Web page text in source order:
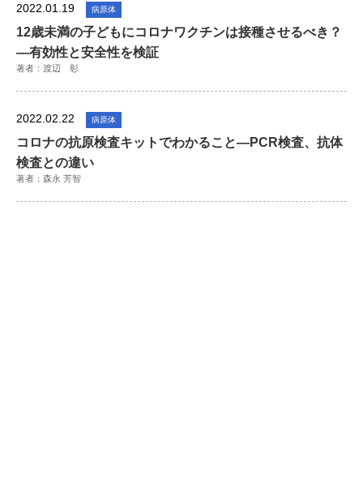
2022.01.19 病原体
12歳未満の子どもにコロナワクチンは接種させるべき？
―有効性と安全性を検証
著者：渡辺 彰
2022.02.22 病原体
コロナの抗原検査キットでわかること―PCR検査、抗体
検査との違い
著者：森永 芳智